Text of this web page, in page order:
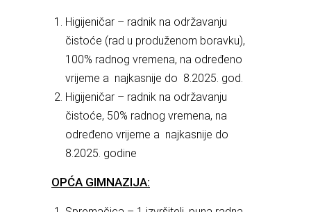
Higijeničar – radnik na održavanju
čistoće (rad u produženom boravku),
100% radnog vremena, na određeno
vrijeme a najkasnije do 8.2025. god.
Higijeničar – radnik na održavanju
čistoće, 50% radnog vremena, na
određeno vrijeme a najkasnije do
8.2025. godine
OPĆA GIMNAZIJA: